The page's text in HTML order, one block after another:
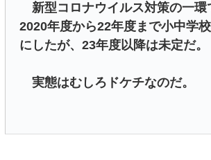
新型コロナウイルス対策の一環
2020年度から22年度まで小中学
にしたが、23年度以降は未定だ。
実態はむしろドケチなのだ。